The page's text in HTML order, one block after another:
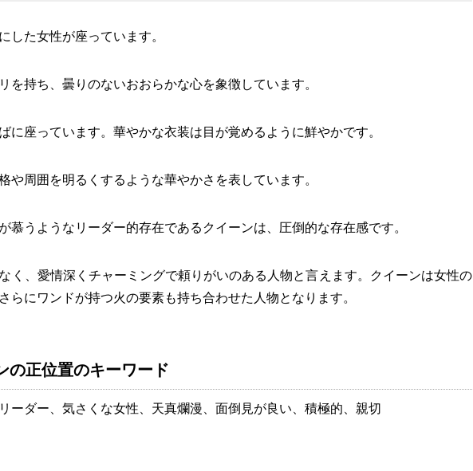
した女性が座っています。
を持ち、曇りのないおおらかな心を象徴しています。
に座っています。華やかな衣装は目が覚めるように鮮やかです。
や周囲を明るくするような華やかさを表しています。
慕うようなリーダー的存在であるクイーンは、圧倒的な存在感です。
く、愛情深くチャーミングで頼りがいのある人物と言えます。クイーンは女性の
らにワンドが持つ火の要素も持ち合わせた人物となります。
の正位置のキーワード
ーダー、気さくな女性、天真爛漫、面倒見が良い、積極的、親切